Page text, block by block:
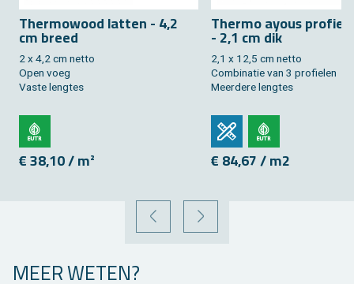
Ther­mo­wood lat­ten - 4,2
cm breed
2 x 4,2 cm netto
Open voeg
Vaste leng­tes
€ 38,10 / m²
Ther­mo ayous pro­fiel
- 2,1 cm dik
2,1 x 12,5 cm netto
Com­bi­na­tie van 3 pro­fie­len
Meer­de­re leng­tes
€ 84,67 / m2
VORIGE VOLGENDE
MEER WETEN?